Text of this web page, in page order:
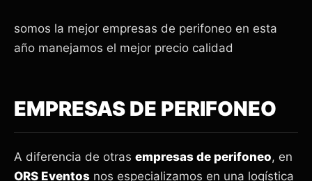
somos la mejor empresas de perifoneo en esta
año manejamos el mejor precio calidad
EMPRESAS DE PERIFONEO
A diferencia de otras empresas de perifoneo, en
ORS Eventos nos especializamos en una logística